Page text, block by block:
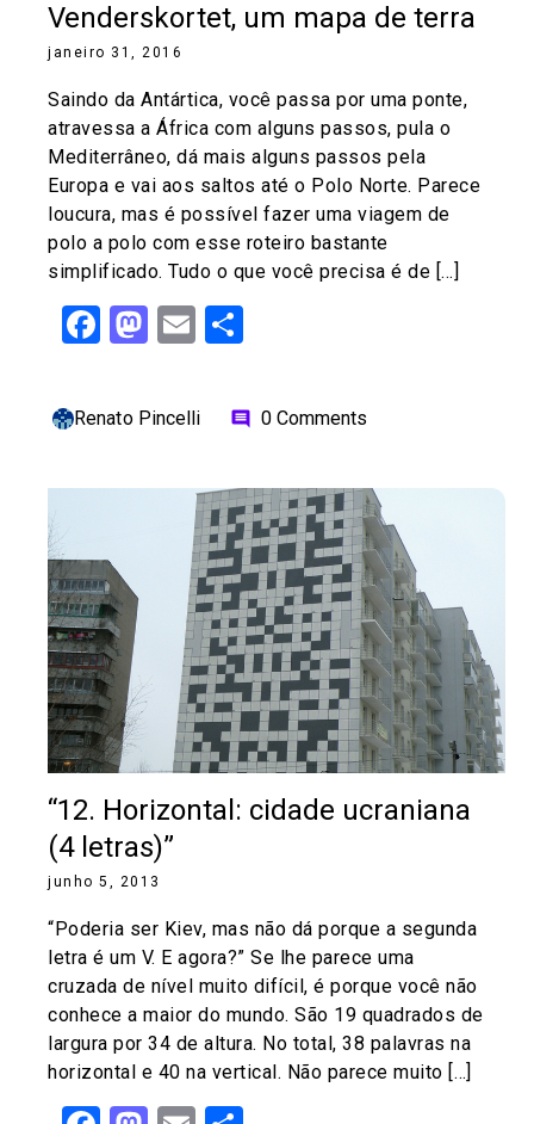
Venderskortet, um mapa de terra
janeiro 31, 2016
Saindo da Antártica, você passa por uma ponte,
atravessa a África com alguns passos, pula o
Mediterrâneo, dá mais alguns passos pela
Europa e vai aos saltos até o Polo Norte. Parece
loucura, mas é possível fazer uma viagem de
polo a polo com esse roteiro bastante
simplificado. Tudo o que você precisa é de […]
Facebook
Mastodon
Email
Renato Pincelli comment 0 Comments
“12. Horizontal: cidade ucraniana
(4 letras)”
junho 5, 2013
“Poderia ser Kiev, mas não dá porque a segunda
letra é um V. E agora?” Se lhe parece uma
cruzada de nível muito difícil, é porque você não
conhece a maior do mundo. São 19 quadrados de
largura por 34 de altura. No total, 38 palavras na
horizontal e 40 na vertical. Não parece muito […]